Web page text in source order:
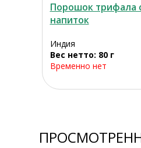
Порошок трифала
напиток
Индия
Вес нетто: 80 г
Временно нет